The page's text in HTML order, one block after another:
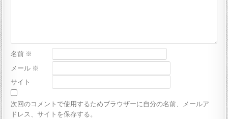
名前 ※
メール ※
サイト
次回のコメントで使用するためブラウザーに自分の名前、メールア
ドレス、サイトを保存する。